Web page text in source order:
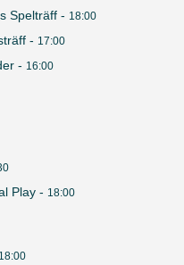
Spelträff - 18:00
- 17:00
- 16:00
Play - 18:00
18:00